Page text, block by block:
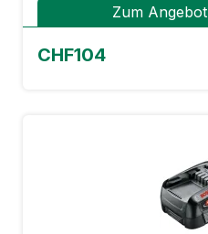
Zum Angebot
CHF104